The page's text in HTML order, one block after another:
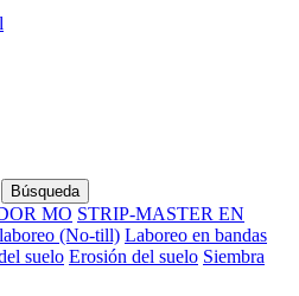
MO STRIP-MASTER EN
(No-till) Laboreo en bandas
suelo Erosión del suelo Siembra